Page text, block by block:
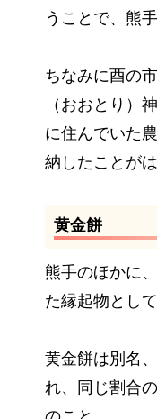
うことで、熊
ちなみに酉の
（おおとり）
に住んでいた
納したことが
黄金餅
熊手のほかに
た縁起物とし
黄金餅は別名
れ、同じ割合